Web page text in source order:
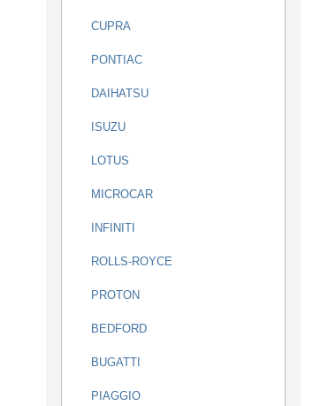
CUPRA
PONTIAC
DAIHATSU
ISUZU
LOTUS
MICROCAR
INFINITI
ROLLS-ROYCE
PROTON
BEDFORD
BUGATTI
PIAGGIO